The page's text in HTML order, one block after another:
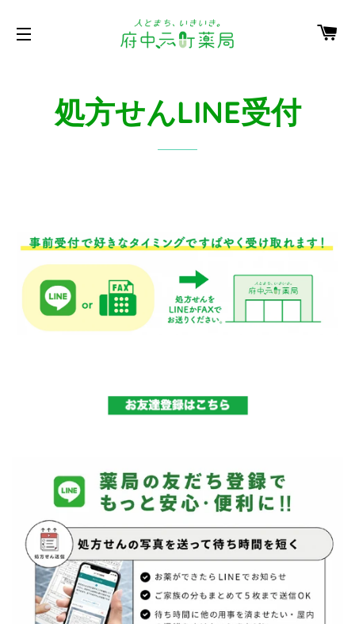
処方せんLINE受付